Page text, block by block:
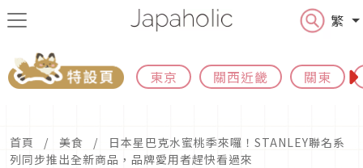
繁
東京 關西近畿 關東
首頁 美食
日本星巴克水蜜桃季來囉！STANLEY聯名系
列同步推出全新商品，品牌愛用者趕快看過來